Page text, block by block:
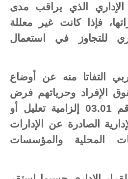
الإداري الذي يراقب مدى
فإذا كانت غير معللة
للتجاوز في استعمال
التفاتا منه عن أوضاع
الإفراد وحرياتهم فرض
بمقتضى القانون رقم 03.01 إلزامية تعليل أو
الصادرة عن الإدارات
المحلية والمؤسسات